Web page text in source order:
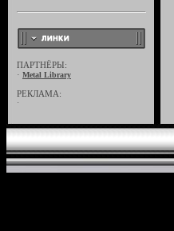
ПАРТНЁРЫ:
· Metal Library
РЕКЛАМА:
·